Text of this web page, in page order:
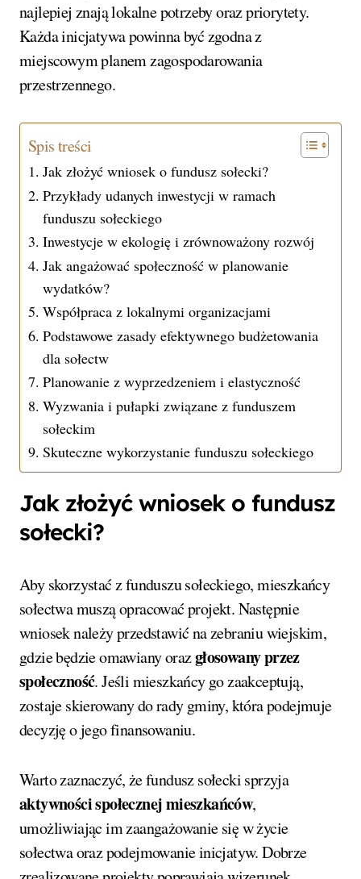
najlepiej znają lokalne potrzeby oraz priorytety.
Każda inicjatywa powinna być zgodna z
miejscowym planem zagospodarowania
przestrzennego.
Spis treści
Jak złożyć wniosek o fundusz sołecki?
Przykłady udanych inwestycji w ramach
funduszu sołeckiego
Inwestycje w ekologię i zrównoważony rozwój
Jak angażować społeczność w planowanie
wydatków?
Współpraca z lokalnymi organizacjami
Podstawowe zasady efektywnego budżetowania
dla sołectw
Planowanie z wyprzedzeniem i elastyczność
Wyzwania i pułapki związane z funduszem
sołeckim
Skuteczne wykorzystanie funduszu sołeckiego
Jak złożyć wniosek o fundusz
sołecki?
Aby skorzystać z funduszu sołeckiego, mieszkańcy
sołectwa muszą opracować projekt. Następnie
wniosek należy przedstawić na zebraniu wiejskim,
gdzie będzie omawiany orazgłosowany przez
społeczność. Jeśli mieszkańcy go zaakceptują,
zostaje skierowany do rady gminy, która podejmuje
decyzję o jego finansowaniu.
Warto zaznaczyć, że fundusz sołecki sprzyja
aktywności społecznej mieszkańców,
umożliwiając im zaangażowanie się w życie
sołectwa oraz podejmowanie inicjatyw. Dobrze